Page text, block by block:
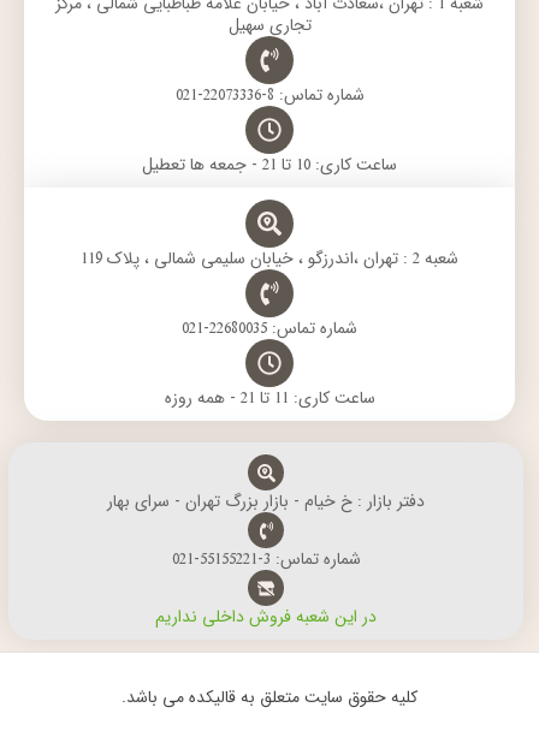
m
تجاری سهیل
شماره تماس: 8-22073336-021
ساعت کاری: 10 تا 21 - جمعه ها تعطیل
شعبه 2 : تهران ،اندرزگو ، خیابان سلیمی شمالی ، پلاک 119
شماره تماس: 22680035-021
ساعت کاری: 11 تا 21 - همه روزه
دفتر بازار : خ خیام - بازار بزرگ تهران - سرای بهار
شماره تماس: 3-55155221-021
در این شعبه فروش داخلی نداریم
کلیه حقوق سایت متعلق به قالیکده می باشد.